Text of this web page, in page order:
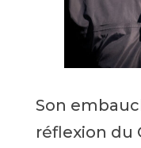
Son
réflexion du